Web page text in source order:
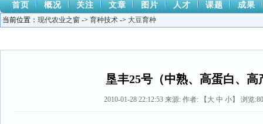
首页 概况 关注 文章 图片 人才 课题 成果
当前位置： 现代农业之窗 -> 育种技术 -> 大豆育种
垦丰25号（中熟、高蛋白、高
2010-01-28 22:12:53 来源: 作者: 【 大 中 小】 浏览: